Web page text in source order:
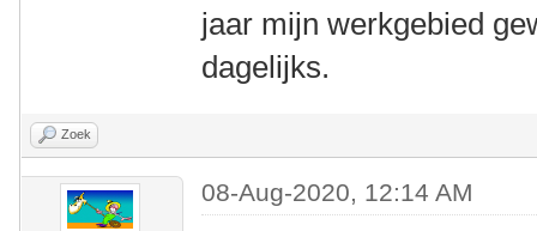
jaar mijn werkgebied
dagelijks.
Zoek
08-Aug-2020, 12:14 AM